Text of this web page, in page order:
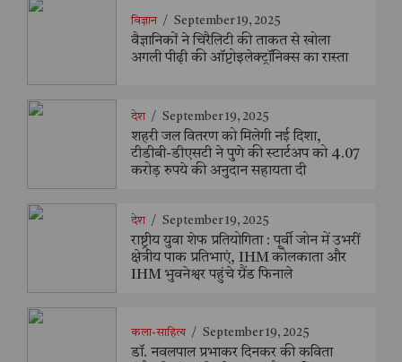
विज्ञान / September 19, 2025
वैज्ञानिकों ने चिरैलिटी की ताकत से खोला
अगली पीढ़ी की ऑप्टोइलेक्ट्रॉनिक्स का रास्ता
देश / September 19, 2025
शहरी जल वितरण को मिलेगी नई दिशा,
टीडीबी-डीएसटी ने पुणे की स्टार्टअप को 4.07
करोड़ रुपये की अनुदान सहायता दी
देश / September 19, 2025
राष्ट्रीय युवा शेफ प्रतियोगिता : पूर्वी जोन में उभरीं
क्षेत्रीय पाक प्रतिभाएं, IHM कोलकाता और
IHM भुवनेश्वर पहुंचे ग्रैंड फिनाले
कला-साहित्य / September 19, 2025
डॉ. नवलपाल प्रभाकर दिनकर की कविता